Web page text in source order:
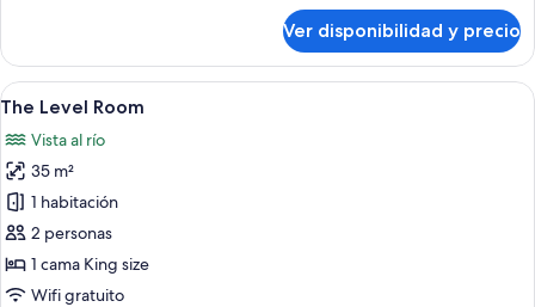
Room
with
Terrace
Level
Ver disponibilidad y precio
Ver
todas
las
fotos
de
The
Level
Room
Una habitación de hotel moderna
5
The Level Room
Vista al río
35 m²
1 habitación
2 personas
1 cama King size
Wifi gratuito